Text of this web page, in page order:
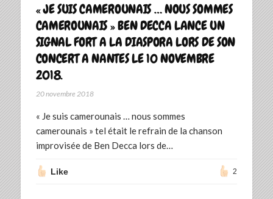
« JE SUIS CAMEROUNAIS … NOUS SOMMES
CAMEROUNAIS » BEN DECCA LANCE UN
SIGNAL FORT A LA DIASPORA LORS DE SON
CONCERT A NANTES LE 10 NOVEMBRE
2018.
20 novembre 2018
« Je suis camerounais … nous sommes
camerounais » tel était le refrain de la chanson
improvisée de Ben Decca lors de…
Like 2